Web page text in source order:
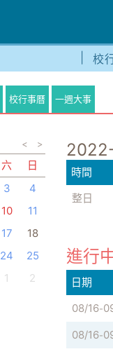
校
校行事曆 一週大事
< >
六
日
3
4
10
11
17
18
24
25
1 2
時間
整日
進行
日期
08/16-
08/16-